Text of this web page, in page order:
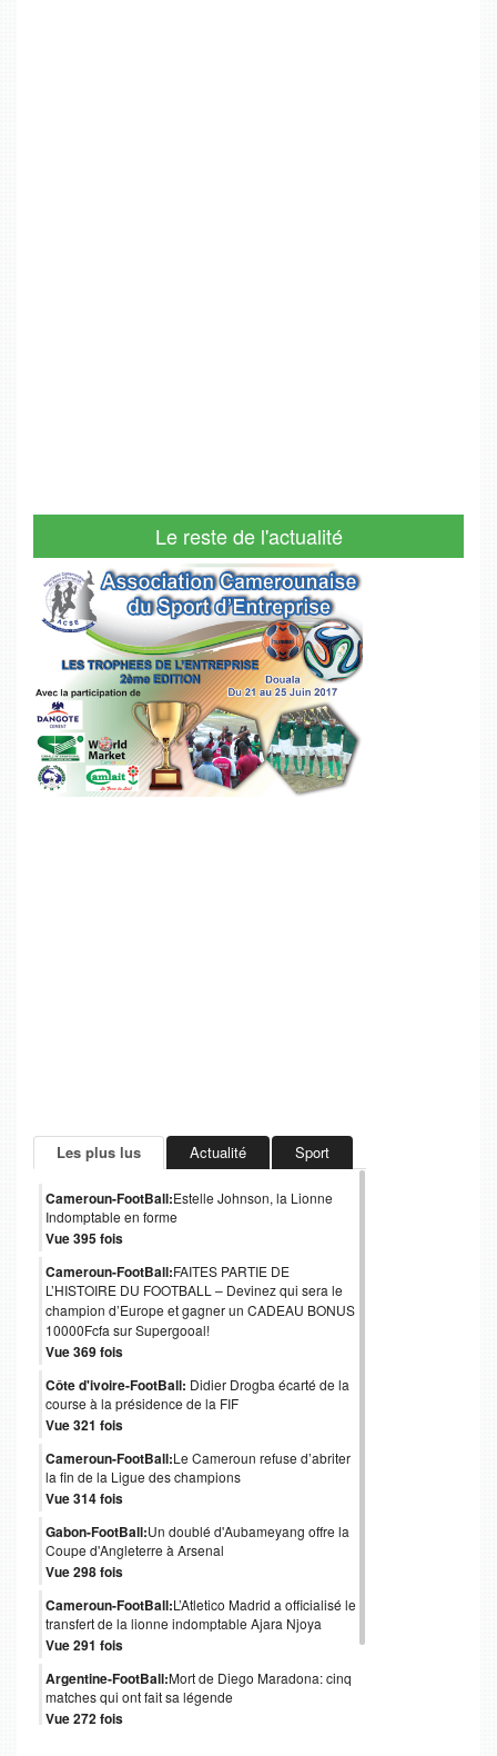
Le reste de l'actualité
Les plus lus Actualité Sport
Cameroun-FootBall:Estelle Johnson, la Lionne
Indomptable en forme
Vue 395 fois
Cameroun-FootBall:FAITES PARTIE DE
L’HISTOIRE DU FOOTBALL – Devinez qui sera le
champion d’Europe et gagner un CADEAU BONUS
10000Fcfa sur Supergooal!
Vue 369 fois
Côte d'ivoire-FootBall: Didier Drogba écarté de la
course à la présidence de la FIF
Vue 321 fois
Cameroun-FootBall:Le Cameroun refuse d’abriter
la fin de la Ligue des champions
Vue 314 fois
Gabon-FootBall:Un doublé d'Aubameyang offre la
Coupe d'Angleterre à Arsenal
Vue 298 fois
Cameroun-FootBall:L’Atletico Madrid a officialisé le
transfert de la lionne indomptable Ajara Njoya
Vue 291 fois
Argentine-FootBall:Mort de Diego Maradona: cinq
matches qui ont fait sa légende
Vue 272 fois